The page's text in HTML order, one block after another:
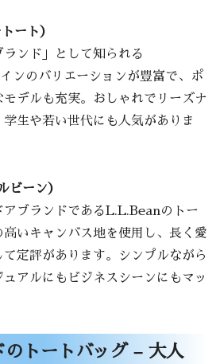
ート）
ランド」として知られる
ンのバリエーションが豊富で、ポ
デルも充実。おしゃれでリーズナ
生や若い世代にも人気がありま
ビーン）
アブランドであるL.L.Beanのトー
高いキャンバス地を使用し、長く愛
定評があります。シンプルながら
アルにもビジネスシーンにもマッ
のトートバッグ – 大人